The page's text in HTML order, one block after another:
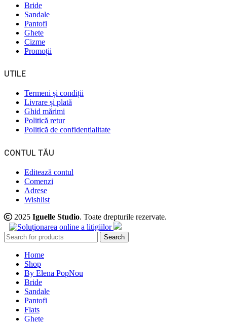
Bride
Sandale
Pantofi
Ghete
Cizme
Promoții
UTILE
Termeni și condiții
Livrare și plată
Ghid mărimi
Politică retur
Politică de confidențialitate
CONTUL TĂU
Editează contul
Comenzi
Adrese
Wishlist
2025 Iguelle Studio. Toate drepturile rezervate.
Search
Home
Shop
By Elena PopNou
Bride
Sandale
Pantofi
Flats
Ghete